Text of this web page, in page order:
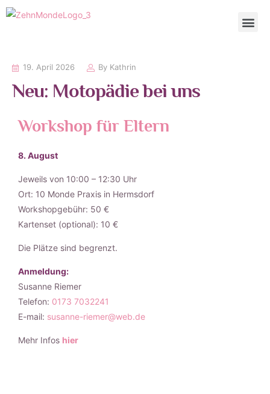
19. April 2026 By Kathrin
Neu: Motopädie bei uns
Workshop für Eltern
8. August
Jeweils von 10:00 – 12:30 Uhr
Ort: 10 Monde Praxis in Hermsdorf
Workshopgebühr: 50 €
Kartenset (optional): 10 €
Die Plätze sind begrenzt.
Anmeldung:
Susanne Riemer
Telefon: 0173 7032241
E-mail: susanne-riemer@web.de
Mehr Infos hier